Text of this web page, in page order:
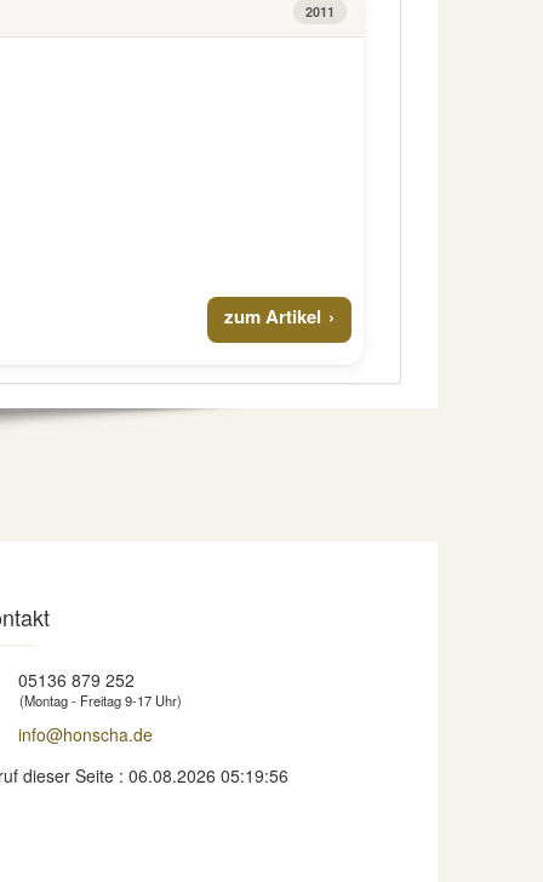
2011
zum Artikel
05136 879 252
(Montag - Freitag 9-17 Uhr)
info@honscha.de
dieser Seite : 06.08.2026 05:19:56